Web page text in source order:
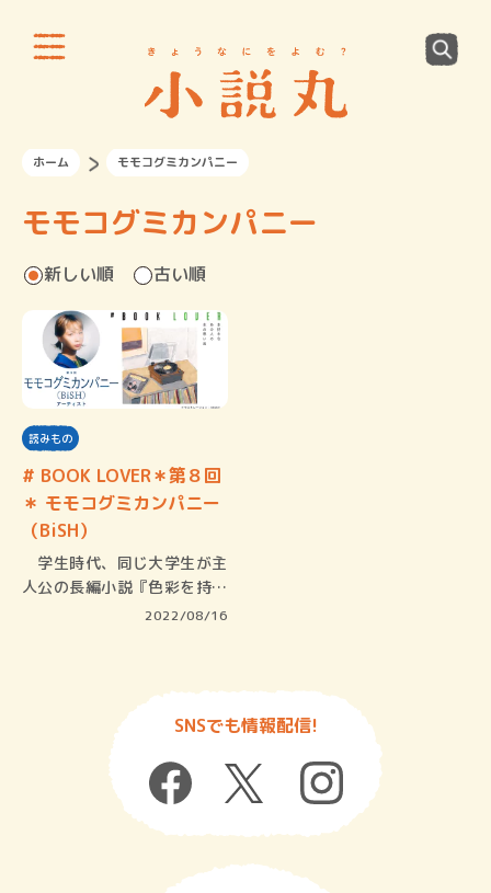
ホーム モモコグミカンパニー
モモコグミカンパニー
新しい順 古い順
読みもの
# BOOK LOVER＊第８回
＊ モモコグミカンパニー
（BiSH）
学生時代、同じ大学生が主
人公の長編小説『色彩を持た
2022/08/16
SNSでも情報配信!